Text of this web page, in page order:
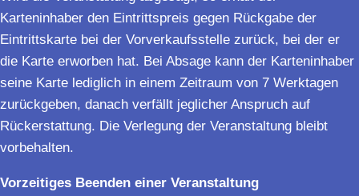
Karteninhaber den Eintrittspreis gegen Rückgabe der
Eintrittskarte bei der Vorverkaufsstelle zurück, bei der er
die Karte erworben hat. Bei Absage kann der Karteninhaber
seine Karte lediglich in einem Zeitraum von 7 Werktagen
zurückgeben, danach verfällt jeglicher Anspruch auf
Rückerstattung. Die Verlegung der Veranstaltung bleibt
vorbehalten.
Vorzeitiges Beenden einer Veranstaltung